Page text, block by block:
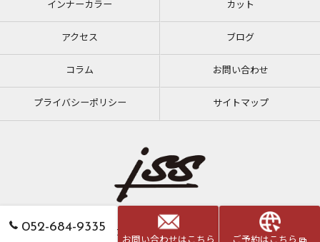
052-684-9335
インナーカラー カット
アクセス ブログ
コラム お問い合わせ
プライバシーポリシー サイトマップ
© 2026 愛知県大須の美容室ならiss ALL RIGHTS RESERVED.